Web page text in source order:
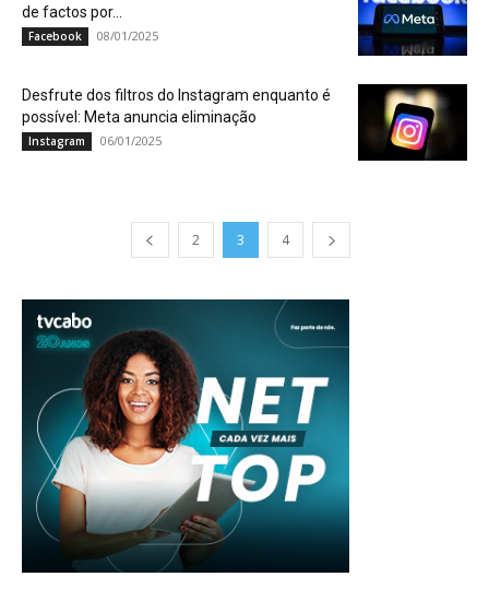
de factos por...
Facebook 08/01/2025
Desfrute dos filtros do Instagram enquanto é
possível: Meta anuncia eliminação
Instagram 06/01/2025
2 3 4